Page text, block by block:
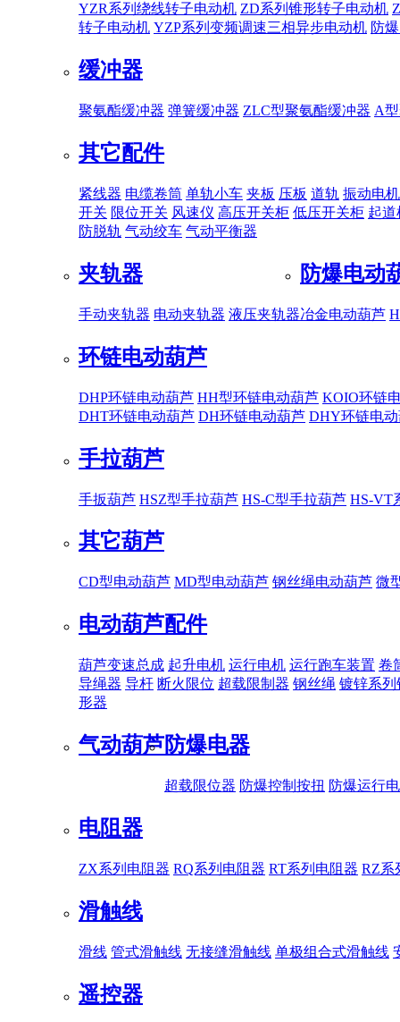
YZR系列绕线转子电动机 ZD系列锥形转子电动机
转子电动机 YZP系列变频调速三相异步电动机 防
缓冲器
聚氨酯缓冲器 弹簧缓冲器 ZLC型聚氨酯缓冲器 A
其它配件
紧线器 电缆卷筒 单轨小车 夹板 压板 道轨 振动电机
开关 限位开关 风速仪 高压开关柜 低压开关柜 起道
防脱轨 气动绞车 气动平衡器
夹轨器
手动夹轨器 电动夹轨器 液压夹轨器
防爆电动
冶金电动葫芦
环链电动葫芦
DHP环链电动葫芦 HH型环链电动葫芦 KOIO环链
DHT环链电动葫芦 DH环链电动葫芦 DHY环链电
手拉葫芦
手扳葫芦 HSZ型手拉葫芦 HS-C型手拉葫芦 HS-VT
其它葫芦
CD型电动葫芦 MD型电动葫芦 钢丝绳电动葫芦 微
电动葫芦配件
葫芦变速总成 起升电机 运行电机 运行跑车装置 卷
导绳器 导杆 断火限位 超载限制器 钢丝绳 镀锌系列
形器
气动葫芦防爆电器
超载限位器 防爆控制按扭 防爆运行
电阻器
ZX系列电阻器 RQ系列电阻器 RT系列电阻器 RZ系
滑触线
滑线 管式滑触线 无接缝滑触线 单极组合式滑触线
遥控器